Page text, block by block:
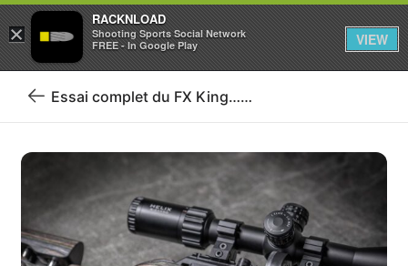
Se connecter S'inscrire
Retour
Essai complet du FX King……
×
RACKNLOAD
Shooting Sports Social Network
FREE - In Google Play
VIEW